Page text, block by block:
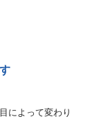
によって変わり